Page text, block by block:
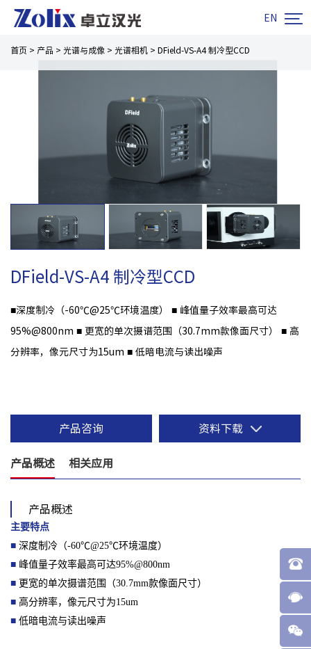
EN 
首页 > 产品 > 光谱与成像 > 光谱相机 > DField-VS-A4 制冷型CCD
DField-VS-A4 制冷型CCD
■深度制冷（-60℃@25℃环境温度） ■ 峰值量子效率最高可达
95%@800nm ■ 更宽的单次摄谱范围（30.7mm款像面尺寸） ■ 高
分辨率，像元尺寸为15um ■ 低暗电流与读出噪声
产品咨询 资料下载
产品概述 相关应用
产品概述
主要特点
■ 深度制冷（-60℃@25℃环境温度）
■ 峰值量子效率最高可达95%@800nm
■ 更宽的单次摄谱范围（30.7mm款像面尺寸）
■ 高分辨率，像元尺寸为15um
■ 低暗电流与读出噪声